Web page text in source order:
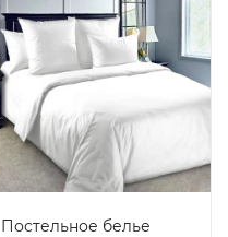
Постельное белье